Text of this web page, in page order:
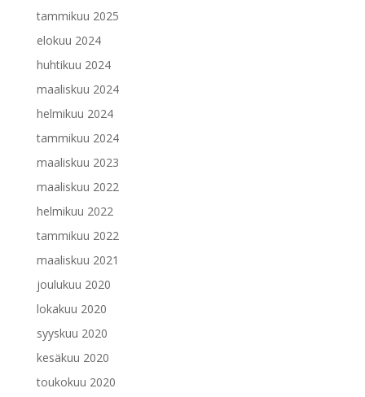
tammikuu 2025
elokuu 2024
huhtikuu 2024
maaliskuu 2024
helmikuu 2024
tammikuu 2024
maaliskuu 2023
maaliskuu 2022
helmikuu 2022
tammikuu 2022
maaliskuu 2021
joulukuu 2020
lokakuu 2020
syyskuu 2020
kesäkuu 2020
toukokuu 2020